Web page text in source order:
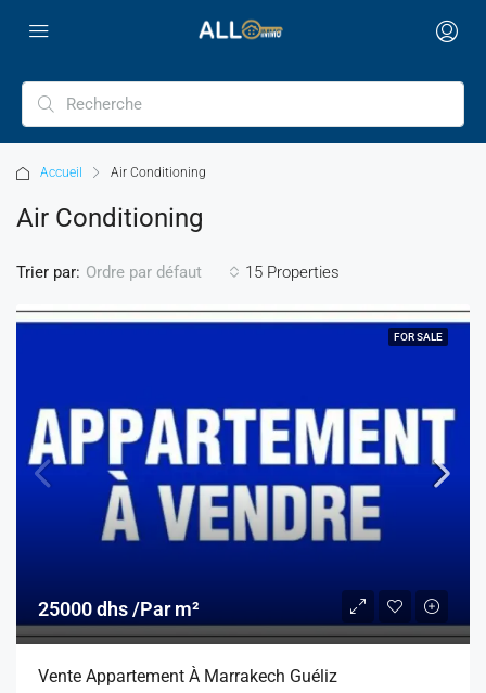
Accueil Air Conditioning
Air Conditioning
15 Properties
Trier par: Ordre par défaut
FOR SALE
25000 dhs /Par m²
Vente Appartement À Marrakech Guéliz